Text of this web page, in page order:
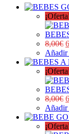
8,00€
Añadir
8,00€
Añadir